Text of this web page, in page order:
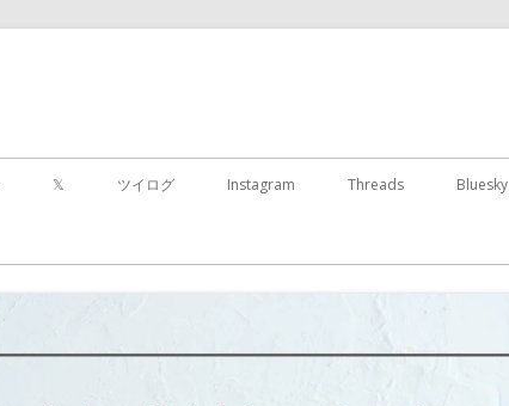
コ
移
𝕏 ツイログ Instagram Threads Bluesky